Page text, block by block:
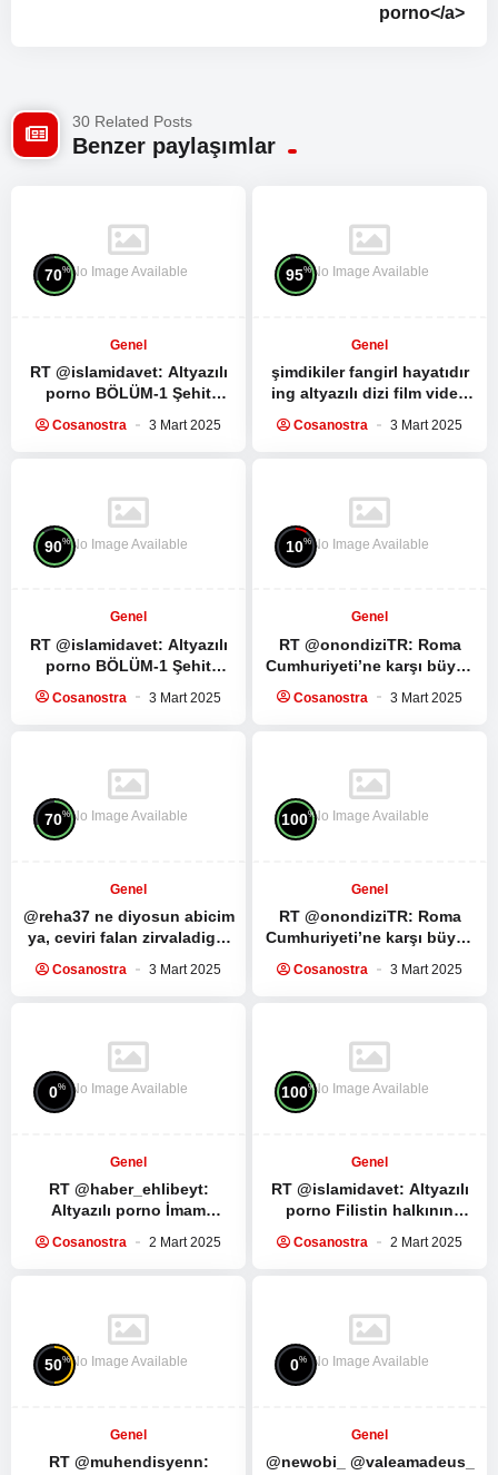
porno</a>
30 Related Posts
Benzer paylaşımlar
No Image Available
70%
Genel
RT @islamidavet: Altyazılı
porno BÖLÜM-1 Şehit
medya sitesi ile yaptığı
Cosanostra 3 Mart 2025
No Image Available
95%
Genel
şimdikiler fangirl hayatıdır
ing altyazılı dizi film video
sahip değil mi…
Cosanostra 3 Mart 2025
No Image Available
90%
Genel
RT @islamidavet: Altyazılı
porno BÖLÜM-1 Şehit
Seyyid Haşim Safiyüddin’in
medya sitesi ile yaptığı
Cosanostra 3 Mart 2025
No Image Available
10%
Genel
RT @onondiziTR: Roma
Cumhuriyeti’ne karşı büyük
Spartacus Dizisinin ilk 5
Cosanostra 3 Mart 2025
No Image Available
70%
Genel
@reha37 ne diyosun abicim
ya, ceviri falan zirvaladigin
mensini silmissin, herhalde
fark ettin dunyanin…
Cosanostra 3 Mart 2025
No Image Available
100%
Genel
RT @onondiziTR: Roma
Cumhuriyeti’ne karşı büyük
Spartacus Dizisinin ilk 5
Cosanostra 3 Mart 2025
No Image Available
0%
Genel
RT @haber_ehlibeyt:
Altyazılı porno İmam
Hamaney’in Ramazan
Cosanostra 2 Mart 2025
No Image Available
100%
Genel
RT @islamidavet: Altyazılı
porno Filistin halkının
liderlerine bağlılıkları…
Cosanostra 2 Mart 2025
No Image Available
50%
Genel
RT @muhendisyenn:
No Image Available
0%
Genel
@newobi_ @valeamadeus_